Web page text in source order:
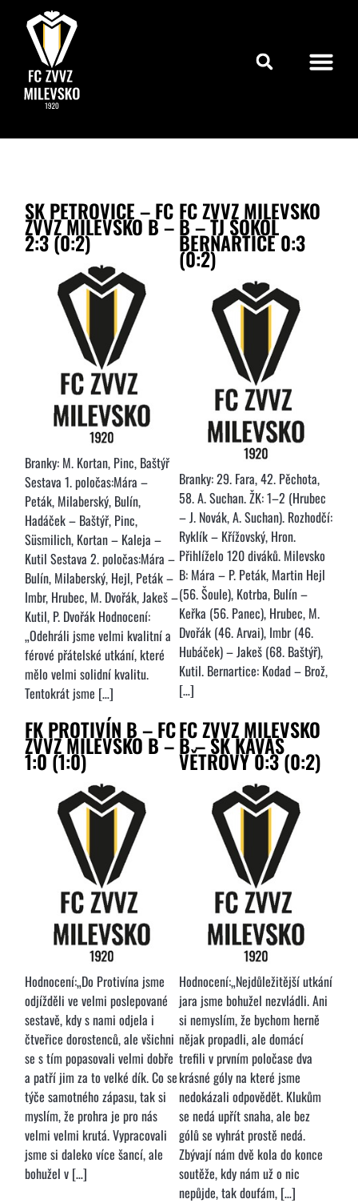
SK PETROVICE – FC
ZVVZ MILEVSKO B –
2:3 (0:2)
Branky: M. Kortan, Pinc, Baštýř
Sestava 1. poločas:Mára –
Peták, Milaberský, Bulín,
Hadáček – Baštýř, Pinc,
Süsmilich, Kortan – Kaleja –
Kutil Sestava 2. poločas:Mára –
Bulín, Milaberský, Hejl, Peták –
Imbr, Hrubec, M. Dvořák, Jakeš –
Kutil, P. Dvořák Hodnocení:
„Odehráli jsme velmi kvalitní a
férové přátelské utkání, které
mělo velmi solidní kvalitu.
Tentokrát jsme […]
FC ZVVZ MILEVSKO
B – TJ SOKOL
BERNARTICE 0:3
(0:2)
Branky: 29. Fara, 42. Pěchota,
58. A. Suchan. ŽK: 1–2 (Hrubec
– J. Novák, A. Suchan). Rozhodčí:
Ryklík – Křížovský, Hron.
Přihlíželo 120 diváků. Milevsko
B: Mára – P. Peták, Martin Hejl
(56. Šoule), Kotrba, Bulín –
Keřka (56. Panec), Hrubec, M.
Dvořák (46. Arvai), Imbr (46.
Hubáček) – Jakeš (68. Baštýř),
Kutil. Bernartice: Kodad – Brož,
[…]
FK PROTIVÍN B – FC
ZVVZ MILEVSKO B –
1:0 (1:0)
Hodnocení:„Do Protivína jsme
odjížděli ve velmi poslepované
sestavě, kdy s nami odjela i
čtveřice dorostenců, ale všichni
se s tím popasovali velmi dobře
a patří jim za to velké dík. Co se
týče samotného zápasu, tak si
myslím, že prohra je pro nás
velmi velmi krutá. Vypracovali
jsme si daleko více šancí, ale
bohužel v […]
FC ZVVZ MILEVSKO
B – SK KAVAS
VĚTROVY 0:3 (0:2)
Hodnocení:„Nejdůležitější utkání
jara jsme bohužel nezvládli. Ani
si nemyslím, že bychom herně
nějak propadli, ale domácí
trefili v prvním poločase dva
krásné góly na které jsme
nedokázali odpovědět. Klukům
se nedá upřít snaha, ale bez
gólů se vyhrát prostě nedá.
Zbývají nám dvě kola do konce
soutěže, kdy nám už o nic
nepůjde, tak doufám, […]